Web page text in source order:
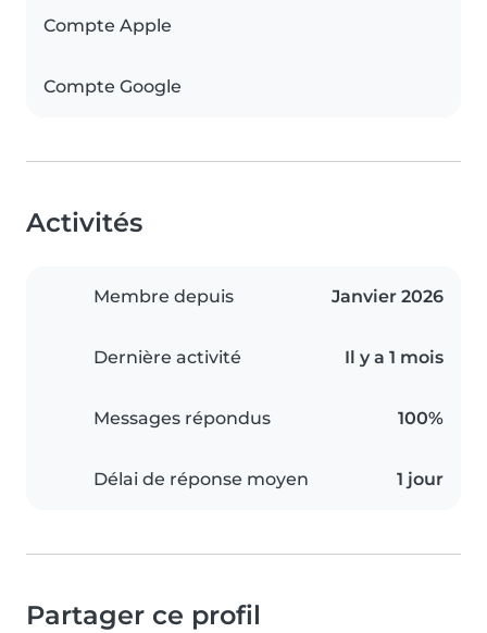
Compte Apple
Compte Google
Activités
Membre depuis Janvier 2026
Dernière activité Il y a 1 mois
Messages répondus 100%
Délai de réponse moyen 1 jour
Partager ce profil